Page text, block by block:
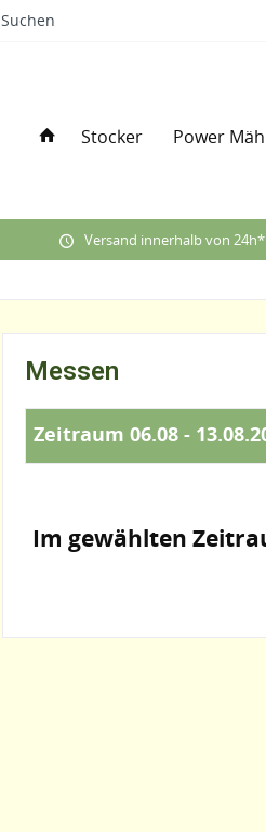
Suchen
Stocker Power
Versand innerhalb von 24h*
Messen
Zeitraum 06.08 -
Im gewählten